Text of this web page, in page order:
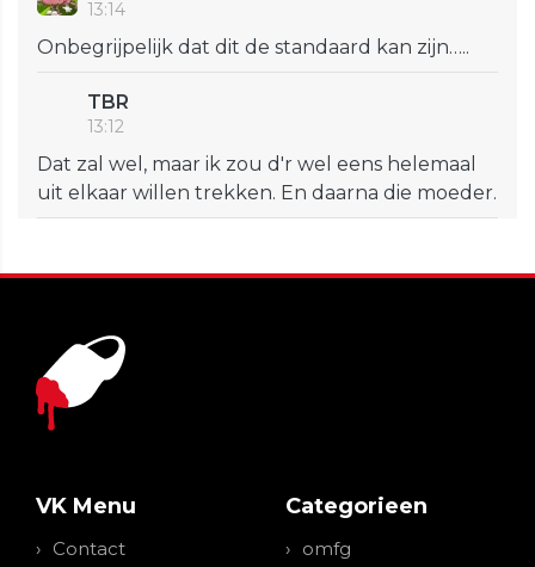
13:14
Onbegrijpelijk dat dit de standaard kan zijn…..
TBR
13:12
Dat zal wel, maar ik zou d'r wel eens helemaal
uit elkaar willen trekken. En daarna die moeder.
VK Menu
Contact
Categorieen
omfg